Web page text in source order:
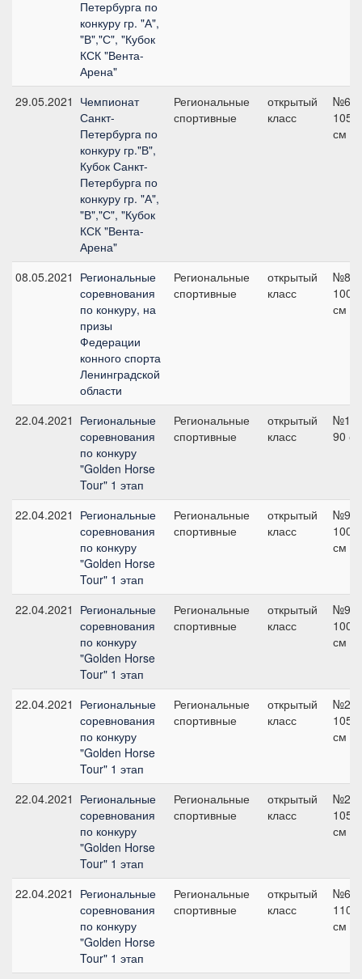
Петербурга по
конкуру гр. "А",
"В","С", "Кубок
КСК "Вента-
Арена"
29.05.2021 Чемпионат
Санкт-
Петербурга по
конкуру гр."В",
Кубок Санкт-
Петербурга по
конкуру гр. "А",
"В","С", "Кубок
КСК "Вента-
Арена"
Региональные
спортивные
открытый
класс
105
см
08.05.2021 Региональные
соревнования
по конкуру, на
призы
Федерации
конного спорта
Ленинградской
области
Региональные
спортивные
открытый
класс
№8,
100
см
22.04.2021 Региональные
соревнования
по конкуру
"Golden Horse
Tour" 1 этап
Региональные
спортивные
открытый
класс
№1,
90 см
22.04.2021 Региональные
соревнования
по конкуру
"Golden Horse
Tour" 1 этап
Региональные
спортивные
открытый
класс
№9,
100
см
22.04.2021 Региональные
соревнования
по конкуру
"Golden Horse
Tour" 1 этап
Региональные
спортивные
открытый
класс
№9,
100
см
22.04.2021 Региональные
соревнования
по конкуру
"Golden Horse
Tour" 1 этап
Региональные
спортивные
открытый
класс
№2,
105
см
22.04.2021 Региональные
соревнования
по конкуру
"Golden Horse
Tour" 1 этап
Региональные
спортивные
открытый
класс
№2,
105
см
22.04.2021 Региональные
соревнования
по конкуру
"Golden Horse
Tour" 1 этап
Региональные
спортивные
открытый
класс
№6,
110
см